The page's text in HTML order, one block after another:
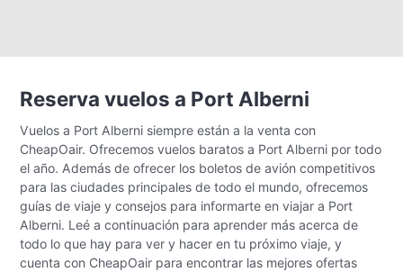
Reserva vuelos a Port Alberni
Vuelos a Port Alberni siempre están a la venta con
CheapOair. Ofrecemos vuelos baratos a Port Alberni por todo
el año. Además de ofrecer los boletos de avión competitivos
para las ciudades principales de todo el mundo, ofrecemos
guías de viaje y consejos para informarte en viajar a Port
Alberni. Leé a continuación para aprender más acerca de
todo lo que hay para ver y hacer en tu próximo viaje, y
cuenta con CheapOair para encontrar las mejores ofertas